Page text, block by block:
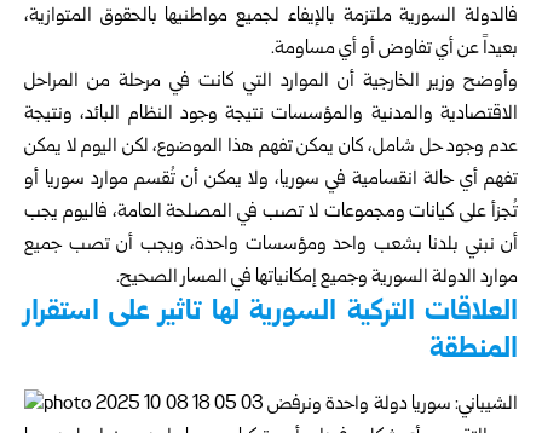
فالدولة السورية ملتزمة بالإيفاء لجميع مواطنيها بالحقوق المتوازية،
بعيداً عن أي تفاوض أو أي مساومة.
وأوضح وزير الخارجية أن الموارد التي كانت في مرحلة من المراحل
الاقتصادية والمدنية والمؤسسات نتيجة وجود النظام البائد، ونتيجة
عدم وجود حل شامل، كان يمكن تفهم هذا الموضوع، لكن اليوم لا يمكن
تفهم أي حالة انقسامية في سوريا، ولا يمكن أن تُقسم موارد سوريا أو
تُجزأ على كيانات ومجموعات لا تصب في المصلحة العامة، فاليوم يجب
أن نبني بلدنا بشعب واحد ومؤسسات واحدة، ويجب أن تصب جميع
موارد الدولة السورية وجميع إمكانياتها في المسار الصحيح.
العلاقات التركية السورية لها تاثير على استقرار
المنطقة